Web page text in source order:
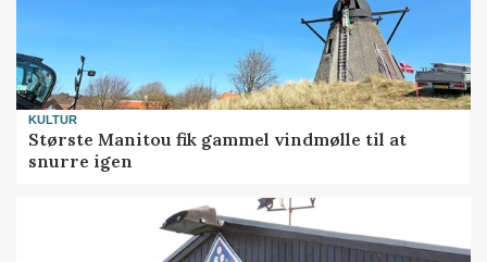
KULTUR
Største Manitou fik gammel vindmølle til at
snurre igen